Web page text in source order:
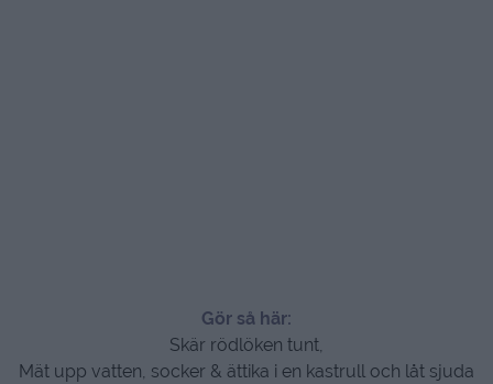
Gör så här:
Skär rödlöken tunt,
Mät upp vatten, socker & ättika i en kastrull och låt sjuda